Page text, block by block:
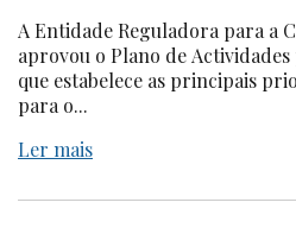
A Entidade Reguladora para a
aprovou o Plano de
que estabelece as principais
para o...
Ler mais